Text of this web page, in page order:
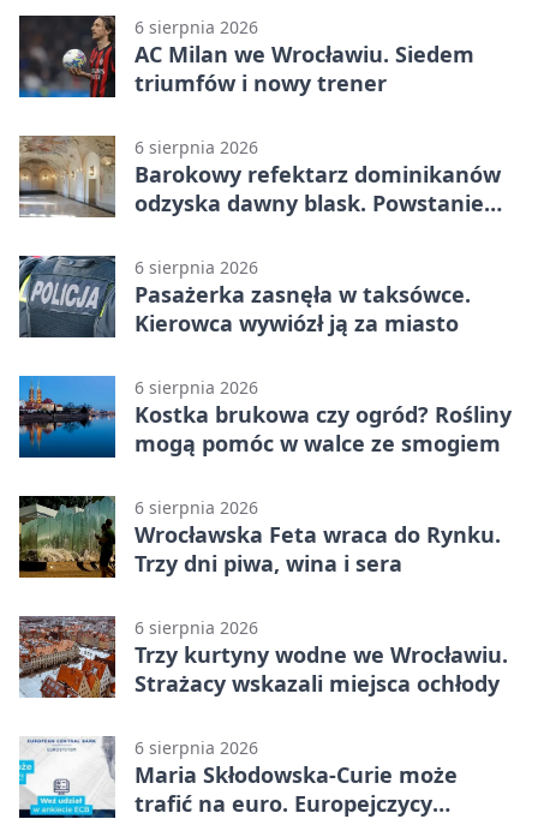
6 sierpnia 2026
AC Milan we Wrocławiu. Siedem
triumfów i nowy trener
6 sierpnia 2026
Barokowy refektarz dominikanów
odzyska dawny blask. Powstanie
6 sierpnia 2026
Pasażerka zasnęła w taksówce.
Kierowca wywiózł ją za miasto
6 sierpnia 2026
Kostka brukowa czy ogród? Rośliny
mogą pomóc w walce ze smogiem
6 sierpnia 2026
Wrocławska Feta wraca do Rynku.
Trzy dni piwa, wina i sera
6 sierpnia 2026
Trzy kurtyny wodne we Wrocławiu.
Strażacy wskazali miejsca ochłody
6 sierpnia 2026
Maria Skłodowska-Curie może
trafić na euro. Europejczycy